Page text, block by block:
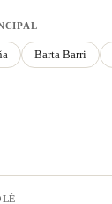
Barta Barri